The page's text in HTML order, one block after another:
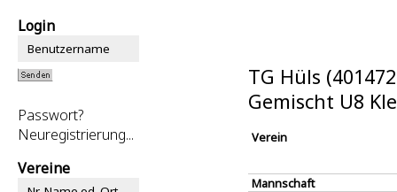
Login
Passwort?
Neuregistrierung...
Vereine
TG Hüls
Gemischt U8
Verein
Mannschaft